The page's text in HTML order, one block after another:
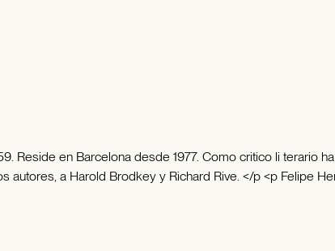
Reside en Barcelona desde 1977. Como critico li terario
autores, a Harold Brodkey y Richard Rive. </p <p Felipe